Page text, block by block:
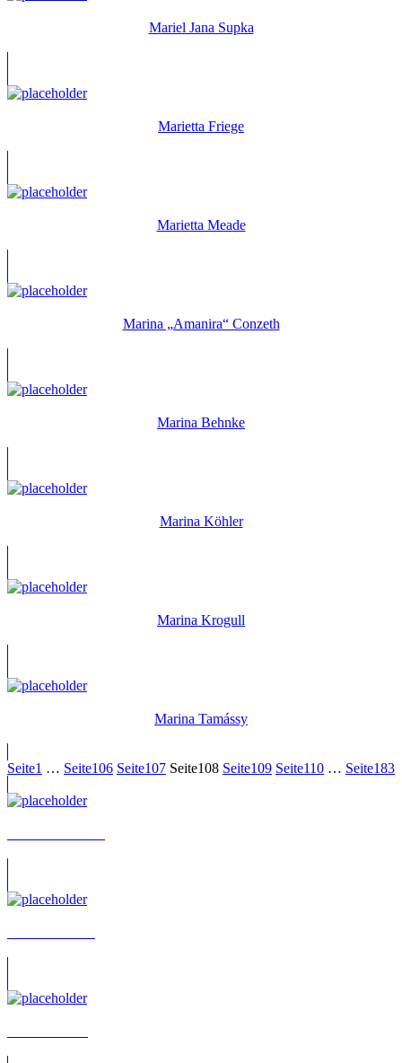
Mariel Jana Supka
Marietta Friege
Marietta Meade
Marina „Amanira“ Conzeth
Marina Behnke
Marina Köhler
Marina Krogull
Marina Tamássy
Seite1 … Seite106 Seite107 Seite108 Seite109 Seite110 … Seite183